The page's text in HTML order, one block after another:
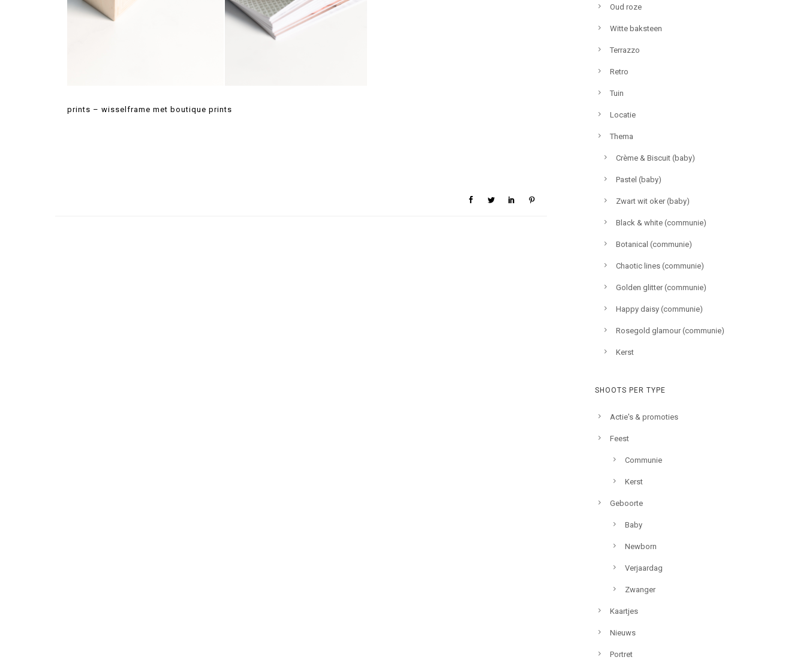
prints – wisselframe met boutique prints
Oud roze
Witte baksteen
Terrazzo
Retro
Tuin
Locatie
Thema
Crème & Biscuit (baby)
Pastel (baby)
Zwart wit oker (baby)
Black & white (communie)
Botanical (communie)
Chaotic lines (communie)
Golden glitter (communie)
Happy daisy (communie)
Rosegold glamour (communie)
Kerst
SHOOTS PER TYPE
Actie's & promoties
Feest
Communie
Kerst
Geboorte
Baby
Newborn
Verjaardag
Zwanger
Kaartjes
Nieuws
Portret